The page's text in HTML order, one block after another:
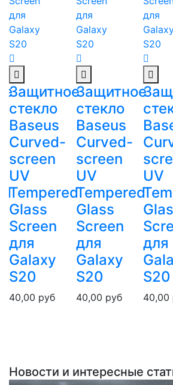
Защитное
стекло
Baseus
Curved-
screen
UV
Tempered
Glass
Screen
для
Galaxy
S20
40,00 руб
Защитное
стекло
Baseus
Curved-
screen
UV
Tempered
Glass
Screen
для
Galaxy
S20
40,00 руб
UV
для
S20
40,00
Новости и интересные